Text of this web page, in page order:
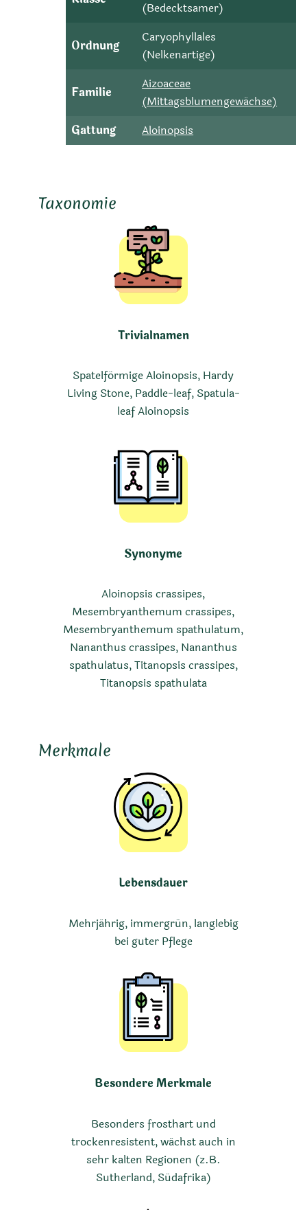
(Bedecktsamer)
Ordnung
Caryophyllales
(Nelkenartige)
Familie
Aizoaceae
(Mittagsblumengewächse)
Gattung
Aloinopsis
Taxonomie
Trivialnamen
Spatelförmige Aloinopsis, Hardy
Living Stone, Paddle-leaf, Spatula-
leaf Aloinopsis
Synonyme
Aloinopsis crassipes,
Mesembryanthemum crassipes,
Mesembryanthemum spathulatum,
Nananthus crassipes, Nananthus
spathulatus, Titanopsis crassipes,
Titanopsis spathulata
Merkmale
Lebensdauer
Mehrjährig, immergrün, langlebig
bei guter Pflege
Besondere Merkmale
Besonders frosthart und
trockenresistent, wächst auch in
sehr kalten Regionen (z.B.
Sutherland, Südafrika)